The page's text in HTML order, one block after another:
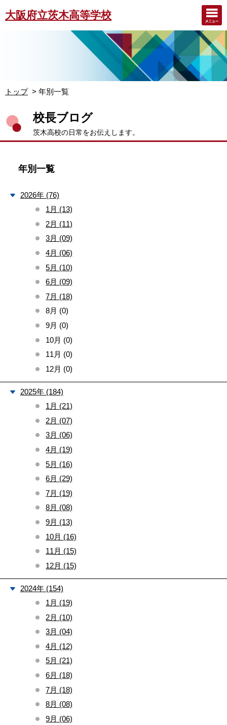
大阪府立茨木高等学校
トップ 年別一覧
校長ブログ
茨木高校の日常をお伝えします。
年別一覧
2026年 (76)
1月 (13)
2月 (11)
3月 (09)
4月 (06)
5月 (10)
6月 (09)
7月 (18)
8月 (0)
9月 (0)
10月 (0)
11月 (0)
12月 (0)
2025年 (184)
1月 (21)
2月 (07)
3月 (06)
4月 (19)
5月 (16)
6月 (29)
7月 (19)
8月 (08)
9月 (13)
10月 (16)
11月 (15)
12月 (15)
2024年 (154)
1月 (19)
2月 (10)
3月 (04)
4月 (12)
5月 (21)
6月 (18)
7月 (18)
8月 (08)
9月 (06)